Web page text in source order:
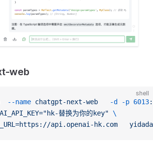
web
shell
--name chatgpt-next-web -d -p 6013
替换为你的key" \
api.openai-hk.com